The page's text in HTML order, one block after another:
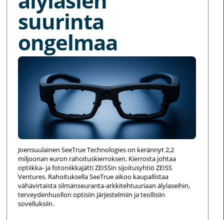
suurinta
ongelmaa
Joensuulainen SeeTrue Technologies on kerännyt 2,2
miljoonan euron rahoituskierroksen. Kierrosta johtaa
optiikka- ja fotoniikkajätti ZEISSin sijoitusyhtiö ZEISS
Ventures. Rahoituksella SeeTrue aikoo kaupallistaa
vähävirtaista silmänseuranta-arkkitehtuuriaan älylaseihin,
terveydenhuollon optisiin järjestelmiin ja teollisiin
sovelluksiin.